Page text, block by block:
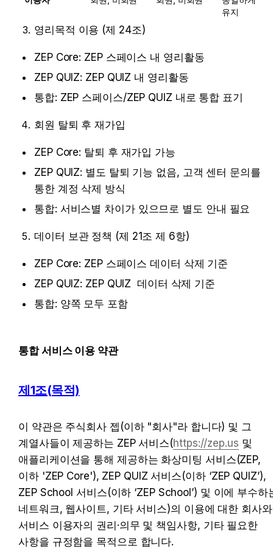
유지
영리목적 이용 (제 24조)
ZEP Core: ZEP 스페이스 내 영리활동
ZEP QUIZ: ZEP QUIZ 내 영리활동
통합: ZEP 스페이스/ZEP QUIZ 내로 통합 표기
회원 탈퇴 후 재가입
ZEP Core: 탈퇴 후 재가입 가능
ZEP QUIZ: 별도 탈퇴 기능 없음, 고객 센터 문의를
통한 계정 삭제 방식
통합: 서비스별 차이가 있으므로 별도 안내 필요
데이터 보관 정책 (제 21조 제 6항)
ZEP Core: ZEP 스페이스 데이터 삭제 기준
ZEP QUIZ: ZEP QUIZ  데이터 삭제 기준
통합: 양쪽 모두 포함
통합 서비스 이용 약관
제1조(목적)
이 약관은 주식회사 젭(이하 "회사"라 합니다) 및 그
계열사들이 제공하는 ZEP 서비스(https://zep.us 및
애플리케이션을 통해 제공하는 화상미팅 서비스(ZEP,
이하 'ZEP Core'), ZEP QUIZ 서비스(이하 ‘ZEP QUIZ’),
ZEP School 서비스(이하 ‘ZEP School’) 및 이에 부수하
네트워크, 웹사이트, 기타 서비스)의 이용에 대한 회사와
서비스 이용자의 권리·의무 및 책임사항, 기타 필요한
사항을 규정함을 목적으로 합니다.